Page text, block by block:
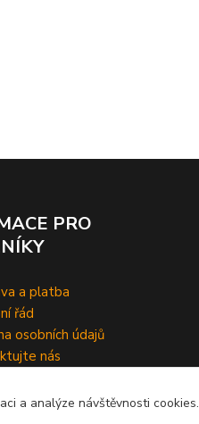
PRO
a platba
řád
osobních údajů
nás
a analýze návštěvnosti cookies.